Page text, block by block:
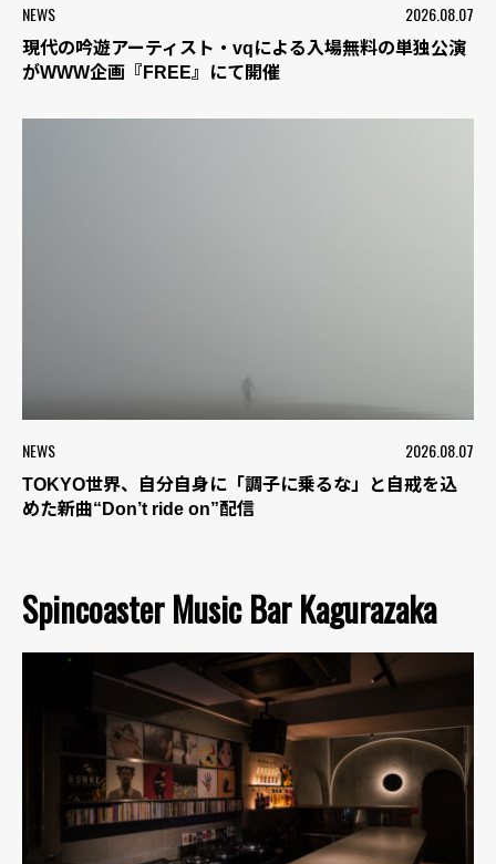
NEWS 2026.08.07
現代の吟遊アーティスト・vqによる入場無料の単独公演
がWWW企画『FREE』にて開催
NEWS 2026.08.07
TOKYO世界、自分自身に「調子に乗るな」と自戒を込
めた新曲“Don’t ride on”配信
Spincoaster Music Bar Kagurazaka